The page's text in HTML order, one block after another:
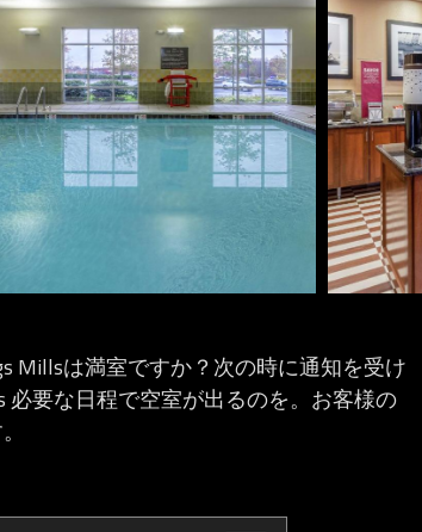
Millsは満室ですか？次の時に通知を受け
必要な日程で空室が出るのを。お客様の